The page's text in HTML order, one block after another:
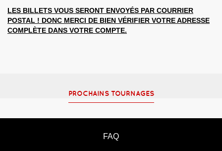
LES BILLETS VOUS SERONT ENVOYÉS PAR COURRIER
POSTAL ! DONC MERCI DE BIEN VÉRIFIER VOTRE ADRESSE
COMPLÈTE DANS VOTRE COMPTE.
PROCHAINS TOURNAGES
FAQ